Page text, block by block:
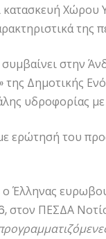
Χώρου
της
στην
της Δημοτικής
υδροφορίας
ερώτησή του
ο Έλληνας
στον ΠΕΣΔΑ